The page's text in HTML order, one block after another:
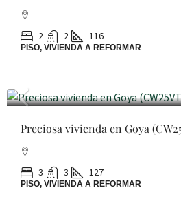
2 2 116
PISO, VIVIENDA A REFORMAR
1.590.000€
Preciosa vivienda en Goya
3 3 127
PISO, VIVIENDA A REFORMAR